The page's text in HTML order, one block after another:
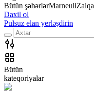
Bütün şəhərlərMarneuliZalqa
Daxil ol
Pulsuz elan yerləşdirin
Bütün
kateqoriyalar